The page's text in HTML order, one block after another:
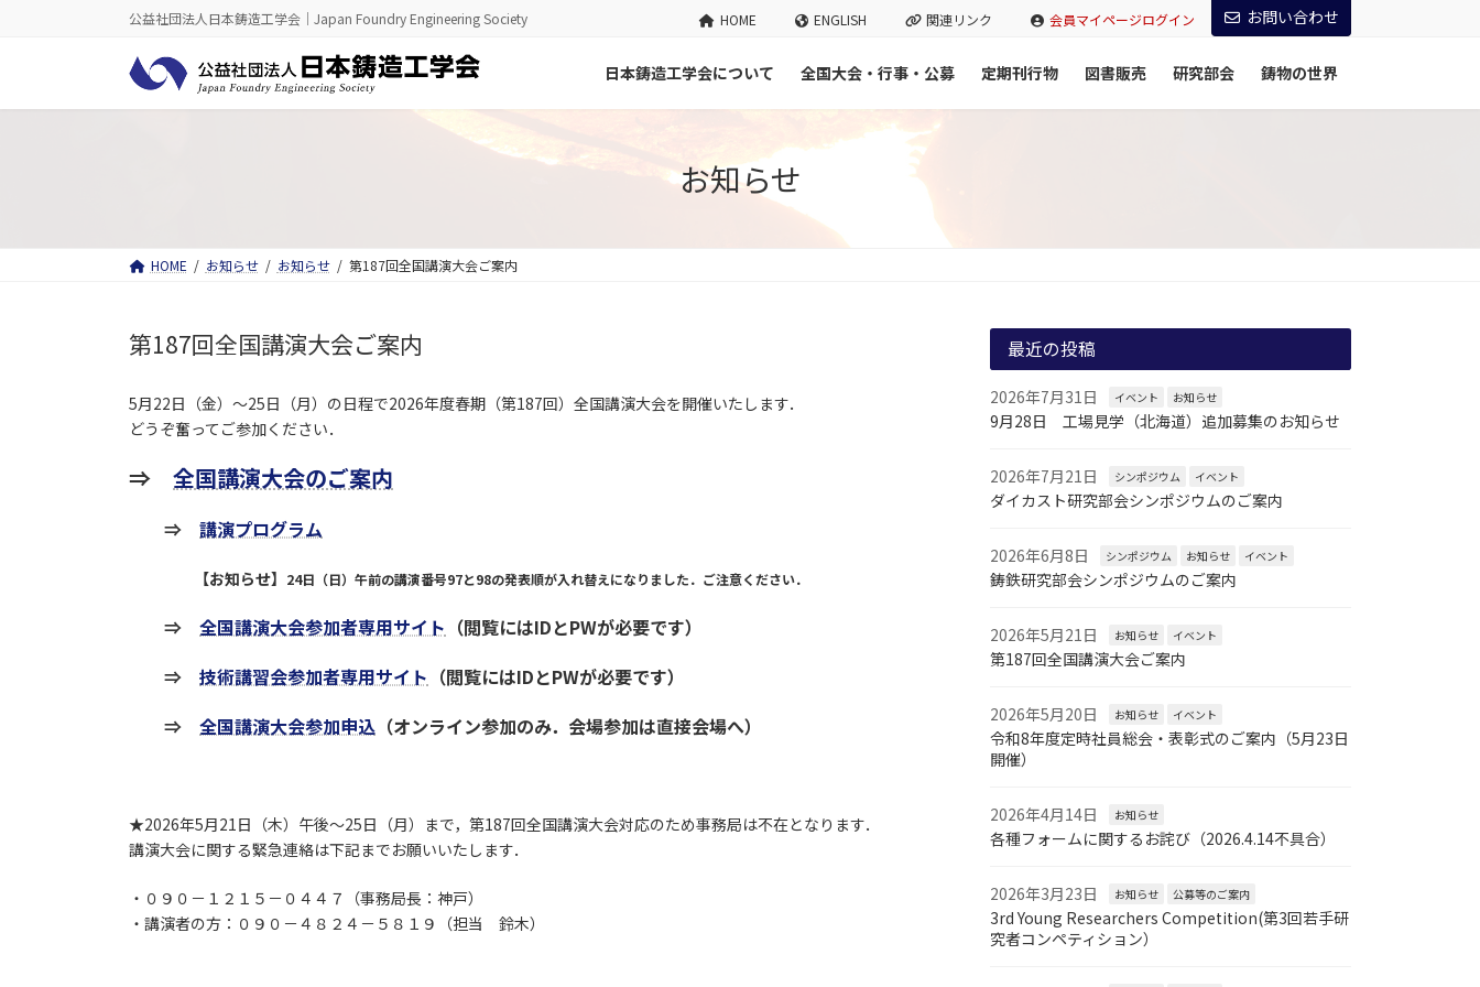
公益社団法人日本鋳造工学会｜Japan Foundry Engineering Society HOME ENGLISH 関連リンク 会員マイページログイン お問い合わせ
日本鋳造工学会について 全国大会・行事・公募 定期刊行物 図書販売 研究部会 鋳物の世界
お知らせ
HOME お知らせ お知らせ 第187回全国講演大会ご案内
第187回全国講演大会ご案内
5月22日（金）～25日（月）の日程で2026年度春期（第187回）全国講演大会を開催いたします．
どうぞ奮ってご参加ください．
⇒ 全国講演大会のご案内
⇒ 講演プログラム
【お知らせ】 24日（日）午前の講演番号97と98の発表順が入れ替えになりました．ご注意ください．
⇒ 全国講演大会参加者専用サイト （閲覧にはIDとPWが必要です）
⇒ 技術講習会参加者専用サイト （閲覧にはIDとPWが必要です）
⇒ 全国講演大会参加申込 （オンライン参加のみ．会場参加は直接会場へ）
★2026年5月21日（木）午後～25日（月）まで，第187回全国講演大会対応のため事務局は不在となります．
講演大会に関する緊急連絡は下記までお願いいたします．
・０９０－１２１５－０４４７（事務局長：神戸）
・講演者の方：０９０－４８２４－５８１９（担当 鈴木）
最近の投稿
2026年7月31日 イベント お知らせ
9月28日 工場見学（北海道）追加募集のお知らせ
2026年7月21日 シンポジウム イベント
ダイカスト研究部会シンポジウムのご案内
2026年6月8日 シンポジウム お知らせ イベント
鋳鉄研究部会シンポジウムのご案内
2026年5月21日 お知らせ イベント
第187回全国講演大会ご案内
2026年5月20日 お知らせ イベント
令和8年度定時社員総会・表彰式のご案内（5月23日
開催）
2026年4月14日 お知らせ
各種フォームに関するお詫び（2026.4.14不具合）
2026年3月23日 お知らせ 公募等のご案内
3rd Young Researchers Competition(第3回若手研
究者コンペティション）